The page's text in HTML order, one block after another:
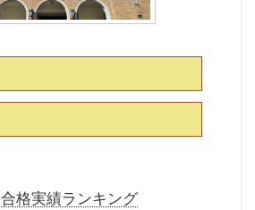
合格実績ランキング